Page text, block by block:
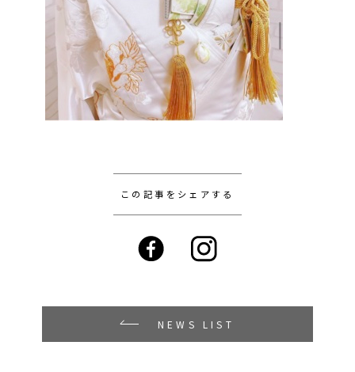
この記事をシェアする
NEWS LIST